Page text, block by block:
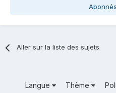
Abonnés
Aller sur la liste des sujets
Langue Thème